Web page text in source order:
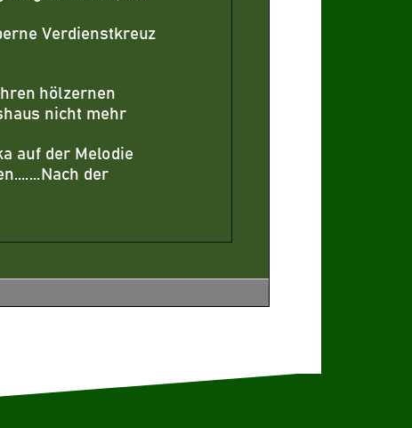
Verdienstkreuz
hölzernen
nicht mehr
auf der Melodie
der